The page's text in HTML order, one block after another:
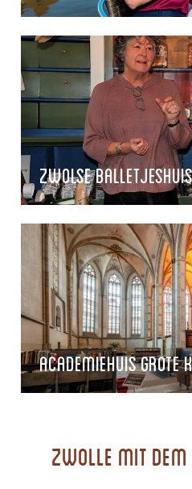
Zwolse Balletjeshuis
Academiehuis Grote
Zwolle mit dem